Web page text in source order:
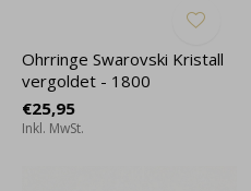
Ohrringe Swarovski Kristall
vergoldet - 1800
€25,95
Inkl. MwSt.